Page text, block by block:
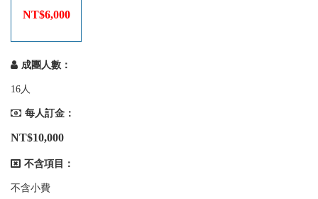
NT$6,000
成團人數：
16人
每人訂金：
NT$10,000
不含項目：
不含小費